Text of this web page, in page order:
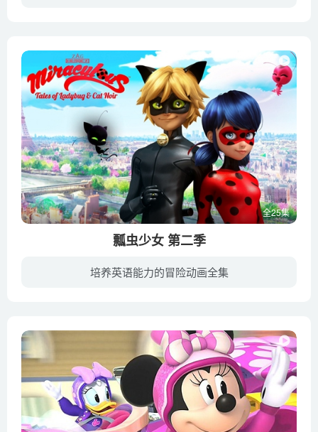
全25集
瓢虫少女 第二季
培养英语能力的冒险动画全集